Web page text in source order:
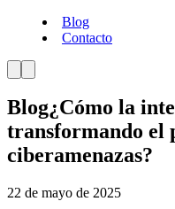
Blog
Contacto
Blog¿Cómo la
transformando el
ciberamenazas?
22 de mayo de 2025